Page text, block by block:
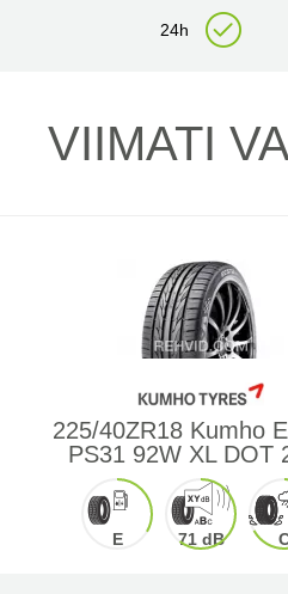
24h
VIIMATI
225/40ZR18 Kumho
PS31 92W XL DOT
E 71 dB